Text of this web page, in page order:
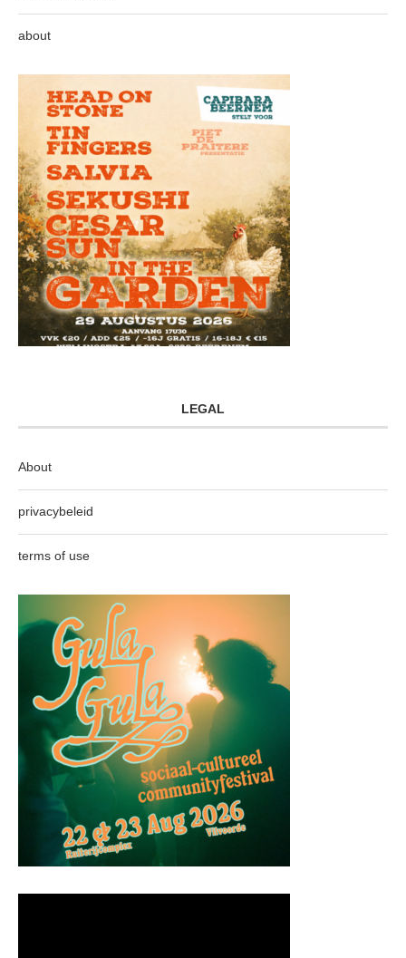
about
LEGAL
About
privacybeleid
terms of use